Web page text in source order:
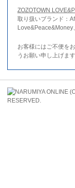
ZOZOTOWN
取り扱いブランド：
Love&Peace&Money
お客様にはご不便を
うお願い申し上げます